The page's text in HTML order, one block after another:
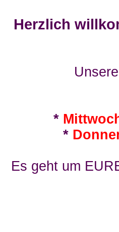
Herzlich
*
*
Es geht um